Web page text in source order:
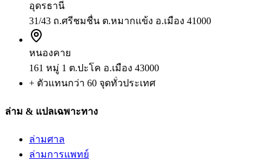
อุดรธานี
31/43 ถ.ศรีชมชื่น ต.หมากแข้ง อ.เมือง 41000
หนองคาย
161 หมู่ 1 ต.ปะโค อ.เมือง 43000
+ ตัวแทนกว่า 60 จุดทั่วประเทศ
ล่าม & แปลเฉพาะทาง
ล่ามศาล
ล่ามการแพทย์